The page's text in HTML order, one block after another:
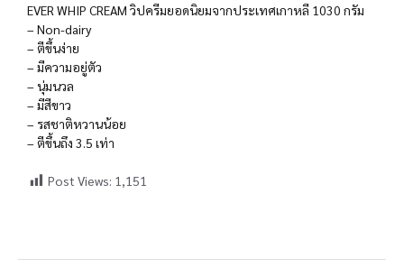
EVER WHIP CREAM วิปครีมยอดนิยมจากประเทศเกาหลี 1030 กรัม
– Non-dairy
– ตีขึ้นง่าย
– มีความอยู่ตัว
– นุ่มนวล
– มีสีขาว
– รสชาติหวานน้อย
– ตีขึ้นถึง 3.5 เท่า
Post Views: 1,151